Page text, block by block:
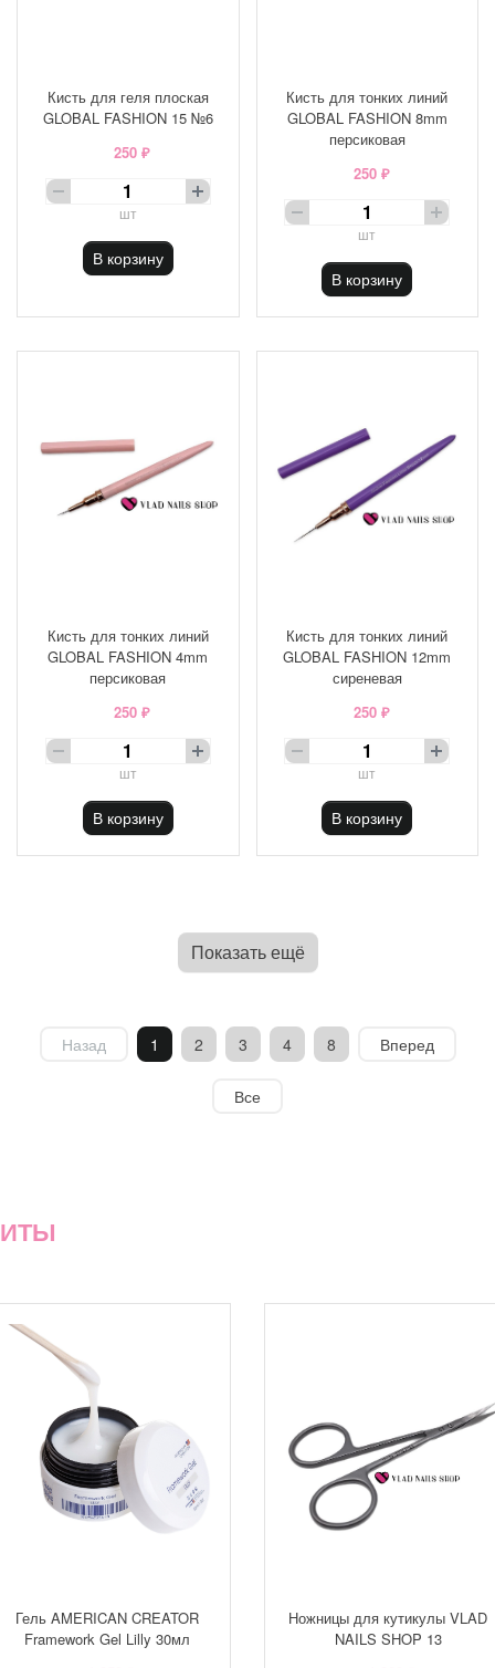
Кисть для геля плоская
GLOBAL FASHION 15 №6
250 ₽
шт
В корзину
Кисть для тонких линий
GLOBAL FASHION 8mm
персиковая
250 ₽
шт
В корзину
Кисть для тонких линий
GLOBAL FASHION 4mm
персиковая
250 ₽
шт
В корзину
Кисть для тонких линий
GLOBAL FASHION 12mm
сиреневая
250 ₽
шт
В корзину
Показать ещё
Назад 1 2 3 4 8 Вперед
Все
Гель AMERICAN CREATOR
Framework Gel Lilly 30мл
Ножницы для кутикулы VLAD
NAILS SHOP 13